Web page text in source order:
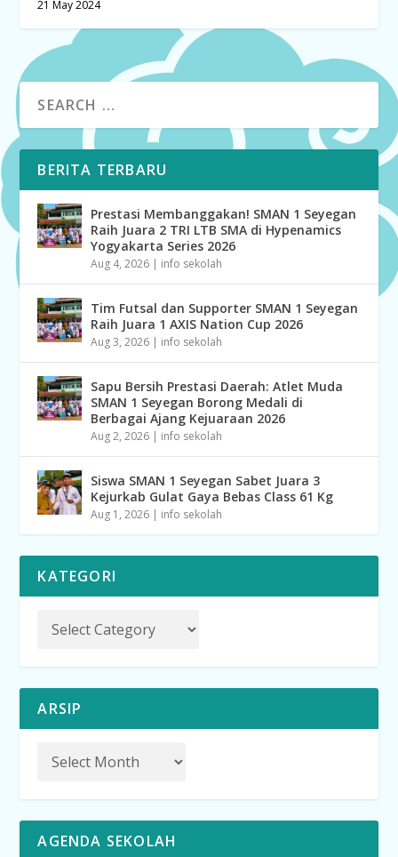
21 May 2024
BERITA TERBARU
Prestasi Membanggakan! SMAN 1 Seyegan
Raih Juara 2 TRI LTB SMA di Hypenamics
Yogyakarta Series 2026
Aug 4, 2026 | info sekolah
Tim Futsal dan Supporter SMAN 1 Seyegan
Raih Juara 1 AXIS Nation Cup 2026
Aug 3, 2026 | info sekolah
Sapu Bersih Prestasi Daerah: Atlet Muda
SMAN 1 Seyegan Borong Medali di
Berbagai Ajang Kejuaraan 2026
Aug 2, 2026 | info sekolah
Siswa SMAN 1 Seyegan Sabet Juara 3
Kejurkab Gulat Gaya Bebas Class 61 Kg
Aug 1, 2026 | info sekolah
KATEGORI
ARSIP
AGENDA SEKOLAH